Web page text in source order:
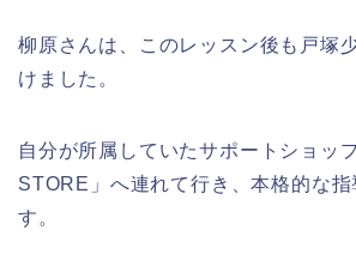
柳原さんは、このレッスン後も戸塚
けました。
自分が所属していたサポートショッ
STORE」へ連れて行き、本格的な
す。